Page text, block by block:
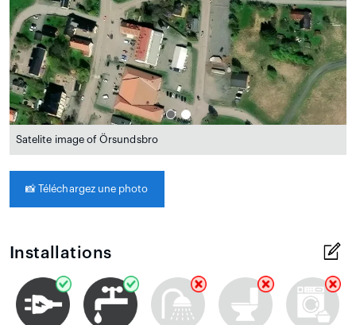
Satelite image of Örsundsbro
📸 Téléchargez une photo
Installations